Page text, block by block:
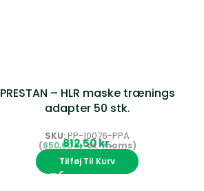
PRESTAN – HLR maske trænings
adapter 50 stk.
SKU:PP-10076-PPA
kr.
650,00kr.
Tilføj Til Kurv